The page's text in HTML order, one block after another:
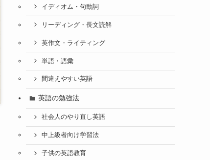
イディオム・句動詞
リーディング・長文読解
英作文・ライティング
単語・語彙
間違えやすい英語
英語の勉強法
社会人のやり直し英語
中上級者向け学習法
子供の英語教育